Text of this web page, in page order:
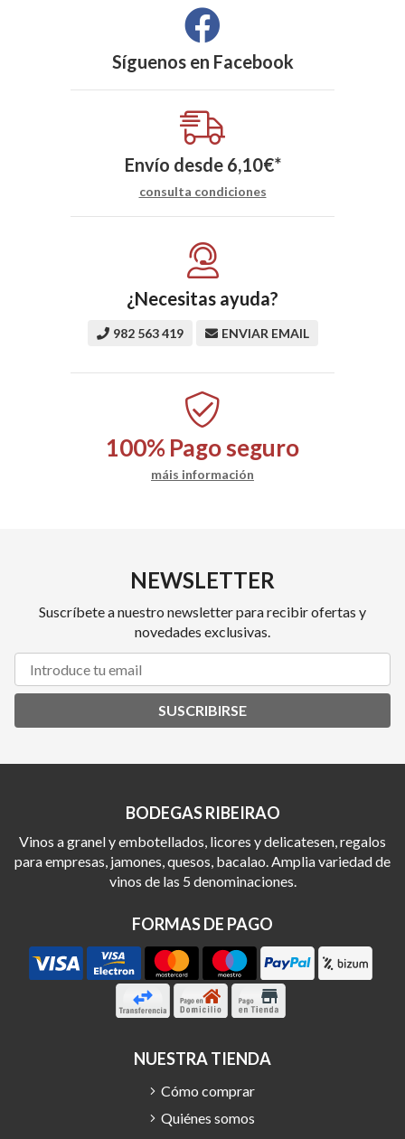
Síguenos en Facebook
Envío desde 6,10€*
consulta condiciones
¿Necesitas ayuda?
982 563 419 ENVIAR EMAIL
100%Pago seguro
máis información
NEWSLETTER
Suscríbete a nuestro newsletter para recibir ofertas y
novedades exclusivas.
SUSCRIBIRSE
BODEGAS RIBEIRAO
Vinos a granel y embotellados, licores y delicatesen, regalos
para empresas, jamones, quesos, bacalao. Amplia variedad de
vinos de las 5 denominaciones.
FORMAS DE PAGO
NUESTRA TIENDA
Cómo comprar
Quiénes somos